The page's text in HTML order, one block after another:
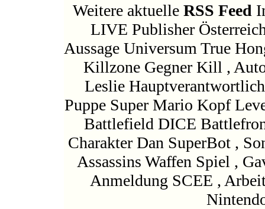
Weitere aktuelle RSS Feed
LIVE Publisher
Aussage Universum True
Killzone Gegner Kill ,
Leslie
Puppe Super Mario Kopf
Battlefield DICE
Charakter Dan SuperBot ,
Assassins Waffen Spiel ,
Anmeldung SCEE ,